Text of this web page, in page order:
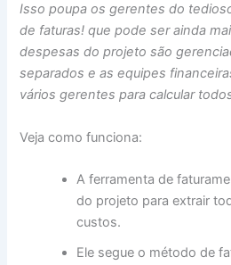
Isso poupa os gerentes do
de faturas! que pode ser ainda
despesas do projeto são
separados e as equipes
vários gerentes para calcular
Veja como funciona:
A ferramenta de
do projeto para extrair
custos.
Ele segue o método de